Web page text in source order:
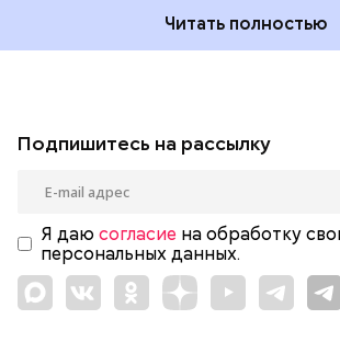
Читать полностью
Подпишитесь на рассылку
Я даю согласие на обработку
персональных данных.